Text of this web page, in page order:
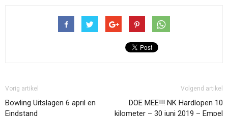
Vorig artikel
Bowling Uitslagen 6 april en
Eindstand
Volgend artikel
DOE MEE!!! NK Hardlopen 10
kilometer – 30 juni 2019 – Empel